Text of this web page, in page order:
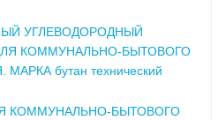
УГЛЕВОДОРОДНЫЙ
КОММУНАЛЬНО-БЫТОВОГО
бутан технический
КОММУНАЛЬНО-БЫТОВОГО